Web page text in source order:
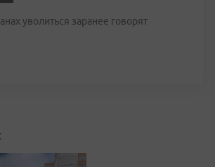
уволиться заранее говорят